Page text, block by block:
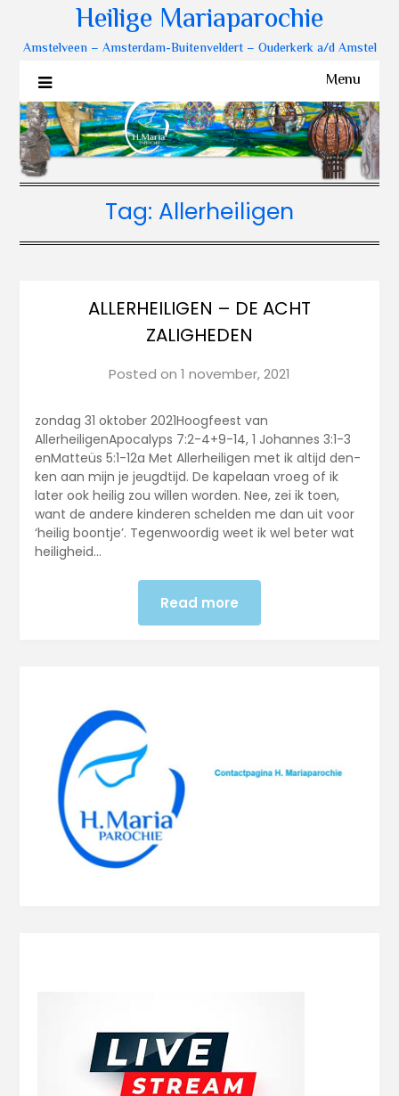
Heilige Mariaparochie
Amstelveen – Amsterdam-Buitenveldert – Ouderkerk a/d Amstel
Menu
Tag: Allerheiligen
ALLERHEILIGEN – DE ACHT
ZALIGHEDEN
Posted on 1 november, 2021
zondag 31 oktober 2021Hoogfeest van
AllerheiligenApocalyps 7:2-4+9-14, 1 Johannes 3:1-3
enMatteüs 5:1-12a Met Allerheiligen met ik altijd den­
ken aan mijn je jeugdtijd. De kape­laan vroeg of ik
later ook heilig zou willen worden. Nee, zei ik toen,
want de andere kinderen schelden me dan uit voor
‘heilig boontje’. Tegenwoordig weet ik wel beter wat
heiligheid…
Read more